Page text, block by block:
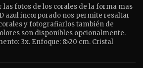
las fotos de los corales de la forma mas
azul incorporado nos permite resaltar
y fotografiarlos también de
son disponibles opcionalmente.
3x. Enfoque: 8>20 cm. Cristal